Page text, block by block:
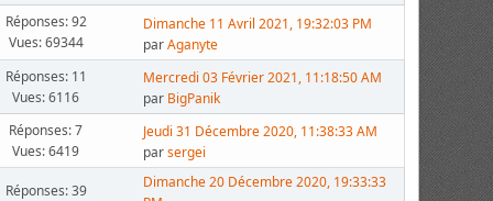
Réponses: 92
Vues: 69344
Dimanche 11 Avril 2021, 19:32:03 PM
parAganyte
Réponses: 11
Vues: 6116
Mercredi 03 Février 2021, 11:18:50 AM
par BigPanik
Réponses: 7
Vues: 6419
Jeudi 31 Décembre 2020, 11:38:33 AM
parsergei
Réponses: 39
Dimanche 20 Décembre 2020, 19:33:33